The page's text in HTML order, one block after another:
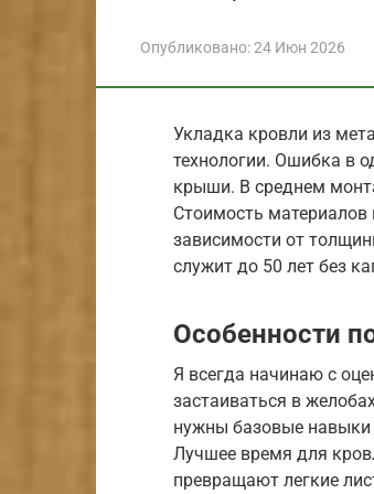
Опубликовано:24 Июн 2026
Укладка кровли из
технологии. Ошибка в
крыши. В среднем
Стоимость материалов
зависимости от
служит до 50 лет без
Особенности
Я всегда начинаю с
застаиваться в
нужны базовые навыки
Лучшее время для
превращают легкие